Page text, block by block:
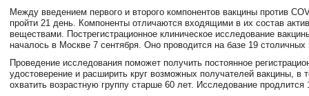
Между введением первого и второго компонентов вакцины против
пройти 21 день. Компоненты отличаются входящими в их состав
веществами. Пострегистрационное клиническое исследование
началось в Москве 7 сентября. Оно проводится на базе 19
Проведение исследования поможет получить постоянное
удостоверение и расширить круг возможных получателей вакцины, в
охватить возрастную группу старше 60 лет. Исследование продлится